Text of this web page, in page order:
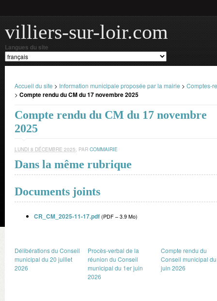
villiers-sur-loir.com
Langues du site
Accueil du site > Information municipale proposée par la mairie > Comptes-
> Compte rendu du CM du 17 novembre 2025
Compte rendu du CM du 17 novembre
2025
LUNDI 8 DÉCEMBRE 2025, PAR COMMAIRIE
Dans la même rubrique
Délibérations du Conseil
municipal du 20 juillet
2026
Procès-verbal de la
réunion du Conseil
municipal du 1er juin
2026
Compte rendu du
Conseil municipal
juin 2026
Documents joints
CR_CM_2025-11-17.pdf (PDF – 3.9 Mo)